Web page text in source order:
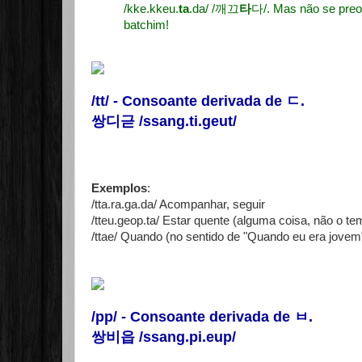
/kke.kkeu.ta.da/ /깨끄타다/. Mas não se
batchim!
/tt/ - Consoante derivada de ㄷ .
쌍디귿 /ssang.ti.geut/
Exemplos:
/tta.ra.ga.da/ Acompanhar, seguir
/tteu.geop.ta/ Estar quente (alguma coisa, não o
/ttae/ Quando (no sentido de "Quando eu era
/pp/ - Consoante derivada de ㅂ .
쌍비읍 /ssang.pi.eup/